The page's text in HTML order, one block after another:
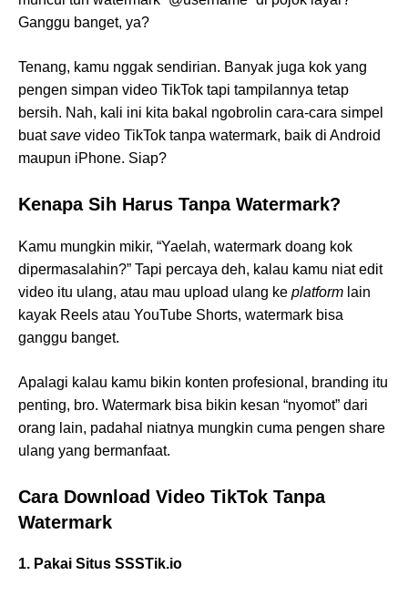
Ganggu banget, ya?
Tenang, kamu nggak sendirian. Banyak juga kok yang
pengen simpan video TikTok tapi tampilannya tetap
bersih. Nah, kali ini kita bakal ngobrolin cara-cara simpel
buatsave video TikTok tanpa watermark, baik di Android
maupun iPhone. Siap?
Kenapa Sih Harus Tanpa Watermark?
Kamu mungkin mikir, “Yaelah, watermark doang kok
dipermasalahin?” Tapi percaya deh, kalau kamu niat edit
video itu ulang, atau mau upload ulang ke platform lain
kayak Reels atau YouTube Shorts, watermark bisa
ganggu banget.
Apalagi kalau kamu bikin konten profesional, branding itu
penting, bro. Watermark bisa bikin kesan “nyomot” dari
orang lain, padahal niatnya mungkin cuma pengen share
ulang yang bermanfaat.
Cara Download Video TikTok Tanpa
Watermark
1. Pakai Situs SSSTik.io